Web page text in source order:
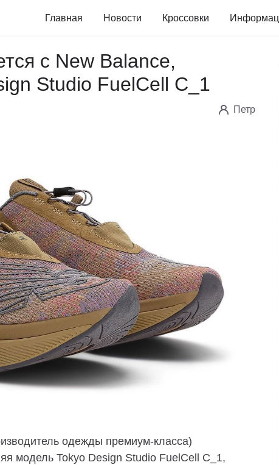
Главная Новости Кроссовки
с New Balance,
Studio FuelCell C_1
Петр
одежды премиум-класса)
модель Tokyo Design Studio FuelCell C_1,